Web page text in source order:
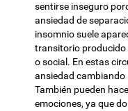
sentirse inseguro
ansiedad de
insomnio suele
transitorio producido
o social. En estas
ansiedad cambiando
También pueden
emociones, ya que